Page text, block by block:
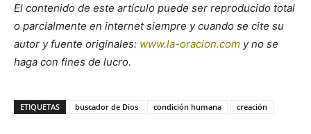
El contenido de este artículo puede ser reproducido total
o parcialmente en internet siempre y cuando se cite su
autor y fuente originales: www.la-oracion.com y no se
haga con fines de lucro.
ETIQUETAS buscador de Dios condición humana creación